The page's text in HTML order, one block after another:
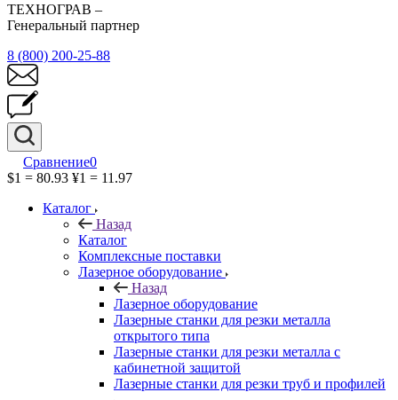
ТЕХНОГРАВ –
Генеральный партнер
8 (800) 200-25-88
Сравнение0
$1 = 80.93 ¥1 = 11.97
Каталог
Назад
Каталог
Комплексные поставки
Лазерное оборудование
Назад
Лазерное оборудование
Лазерные станки для резки металла
открытого типа
Лазерные станки для резки металла с
кабинетной защитой
Лазерные станки для резки труб и профилей